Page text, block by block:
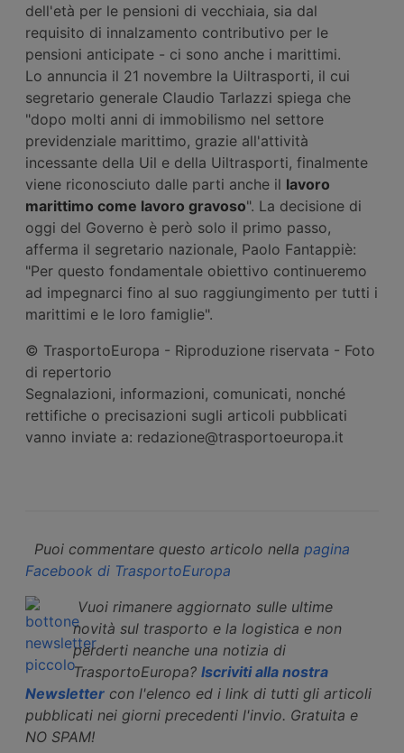
dell'età per le pensioni di vecchiaia, sia dal
requisito di innalzamento contributivo per le
pensioni anticipate - ci sono anche i marittimi.
Lo annuncia il 21 novembre la Uiltrasporti, il cui
segretario generale Claudio Tarlazzi spiega che
"dopo molti anni di immobilismo nel settore
previdenziale marittimo, grazie all'attività
incessante della Uil e della Uiltrasporti, finalmente
viene riconosciuto dalle parti anche il lavoro
marittimo come lavoro gravoso". La decisione di
oggi del Governo è però solo il primo passo,
afferma il segretario nazionale, Paolo Fantappiè:
"Per questo fondamentale obiettivo continueremo
ad impegnarci fino al suo raggiungimento per tutti i
marittimi e le loro famiglie".
© TrasportoEuropa - Riproduzione riservata - Foto
di repertorio
Segnalazioni, informazioni, comunicati, nonché
rettifiche o precisazioni sugli articoli pubblicati
vanno inviate a: redazione@trasportoeuropa.it
Puoi commentare questo articolo nella pagina
Facebook di TrasportoEuropa
Vuoi rimanere aggiornato sulle ultime
novità sul trasporto e la logistica e non
perderti neanche una notizia di
TrasportoEuropa? Iscriviti alla nostra
Newsletter con l'elenco ed i link di tutti gli articoli
pubblicati nei giorni precedenti l'invio. Gratuita e
NO SPAM!